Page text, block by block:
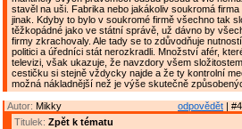
stavěl na uši. Fabrika nebo jakákoliv soukromá
jinak. Kdyby to bylo v soukromé firmě všechno tak
těžkopádné jako ve státní správě, už dávno by
firmy zkrachovaly. Ale tady se to zdůvodňuje
politici a úředníci stát nerozkradli. Množství afér,
televizi, však ukazuje, že navzdory všem
cestičku si stejně vždycky najde a že ty kontrolní
možná nákladnější než je výše skutečně
odpovědět |
Autor: Mikky
Titulek: Zpět k tématu